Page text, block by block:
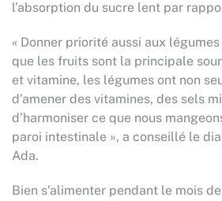
l’absorption du sucre lent par
« Donner priorité aussi aux
que les fruits sont la principale
et vitamine, les légumes ont non
d’amener des vitamines, des sels
d’harmoniser ce que nous
paroi intestinale », a conseillé le
Ada.
Bien s’alimenter pendant le mois